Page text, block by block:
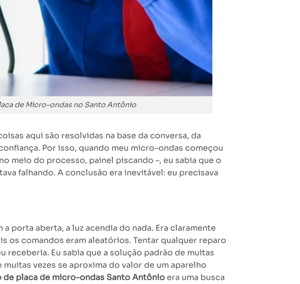
de Micro-ondas no Santo Antônio
aqui são resolvidas na base da conversa, da
Por isso, quando meu micro-ondas começou
meio do processo, painel piscando –, eu sabia que o
falhando. A conclusão era inevitável: eu precisava
porta aberta, a luz acendia do nada. Era claramente
os comandos eram aleatórios. Tentar qualquer reparo
Eu sabia que a solução padrão de muitas
vezes se aproxima do valor de um aparelho
placa de micro-ondas Santo Antônioera uma busca